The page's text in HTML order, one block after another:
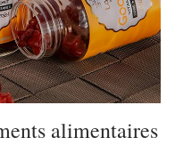
alimentaires